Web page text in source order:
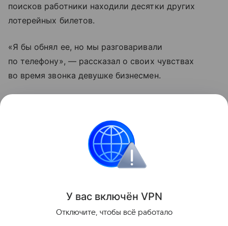
поисков работники находили десятки других
лотерейных билетов.
«Я бы обнял ее, но мы разговаривали
по телефону», — рассказал о своих чувствах
во время звонка девушке бизнесмен.
девушка уже забрала.
Новости Забавное
Поделиться
У вас включён VPN
Отключите, чтобы всё работало